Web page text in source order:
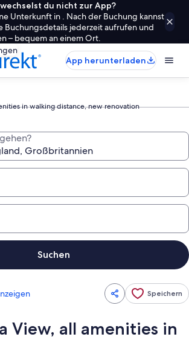
du nicht zur App?
Unterkunft in . Nach der Buchung kannst
Buchungsdetails jederzeit aufrufen und
– bequem an einem Ort.
App herunterladen
in walking distance, new renovation
Suchen
Speichern
View, all amenities in